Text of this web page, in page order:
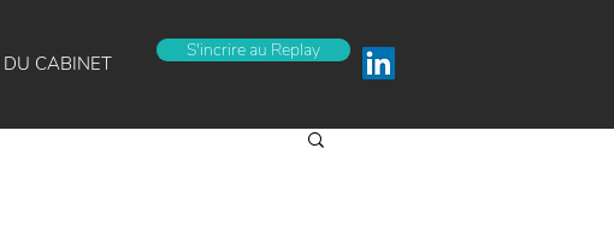
DU CABINET
S'incrire au Replay